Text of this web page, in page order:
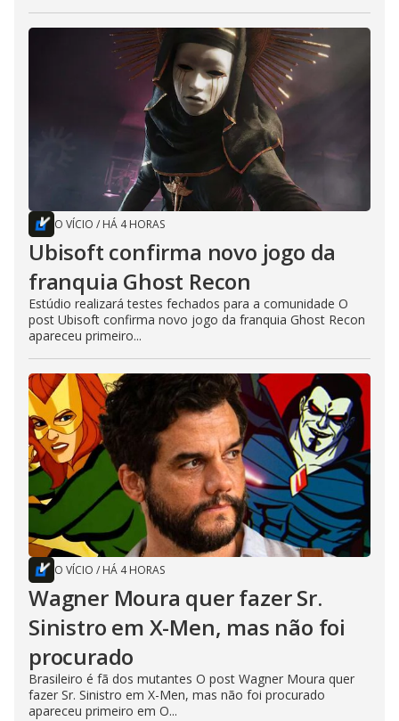
O VÍCIO / HÁ 4 HORAS
Ubisoft confirma novo jogo da
franquia Ghost Recon
Estúdio realizará testes fechados para a comunidade O
post Ubisoft confirma novo jogo da franquia Ghost Recon
apareceu primeiro...
O VÍCIO / HÁ 4 HORAS
Wagner Moura quer fazer Sr.
Sinistro em X-Men, mas não foi
procurado
Brasileiro é fã dos mutantes O post Wagner Moura quer
fazer Sr. Sinistro em X-Men, mas não foi procurado
apareceu primeiro em O...